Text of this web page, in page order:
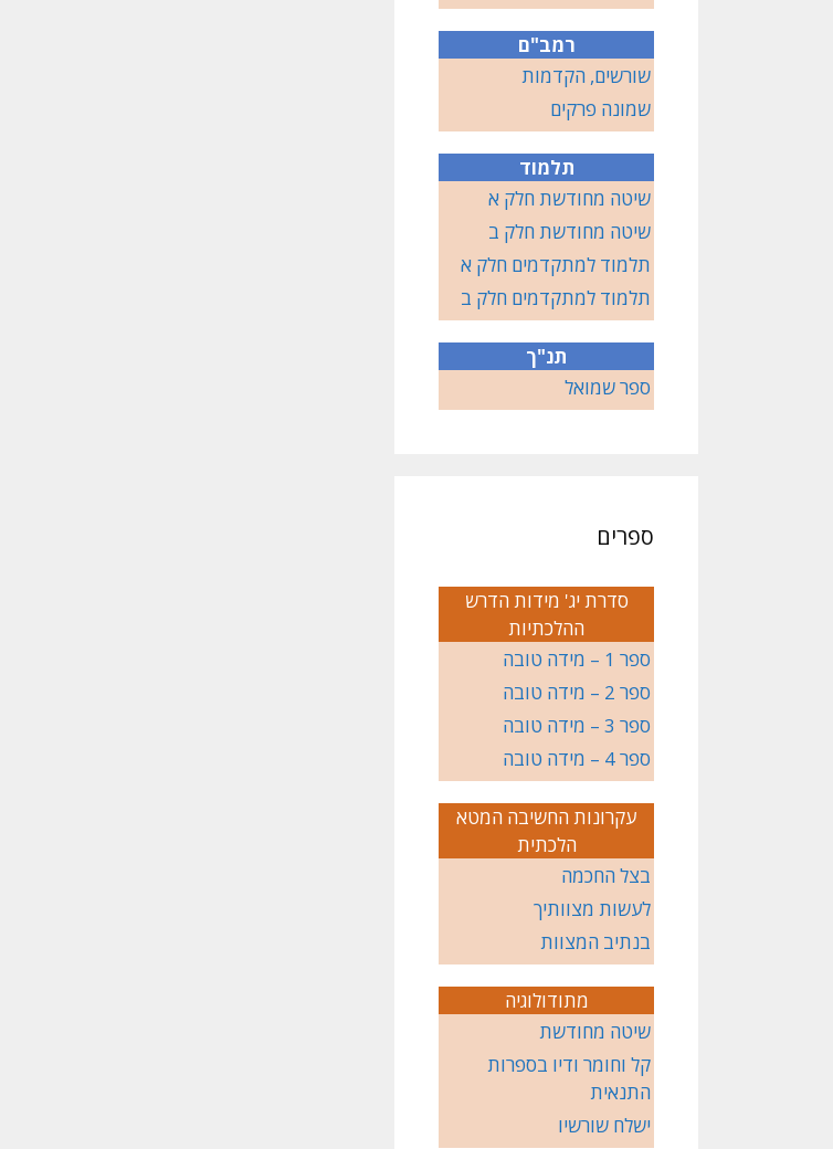
רמב"ם
שורשים, הקדמות
שמונה פרקים
תלמוד
שיטה מחודשת חלק א
שיטה מחודשת חלק ב
תלמוד למתקדמים חלק א
תלמוד למתקדמים חלק ב
תנ"ך
ספר שמואל
ספרים
סדרת יג' מידות הדרש
ההלכתיות
ספר 1 – מידה טובה
ספר 2 – מידה טובה
ספר 3 – מידה טובה
ספר 4 – מידה טובה
עקרונות החשיבה המטא
הלכתית
בצל החכמה
לעשות מצוותיך
בנתיב המצוות
מתודולוגיה
שיטה מחודשת
קל וחומר ודיו בספרות
התנאית
ישלח שורשיו